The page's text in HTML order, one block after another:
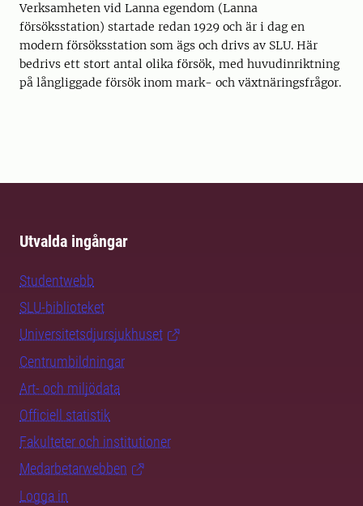
Verksamheten vid Lanna egendom (Lanna
försöksstation) startade redan 1929 och är i dag en
modern försöksstation som ägs och drivs av SLU. Här
bedrivs ett stort antal olika försök, med huvudinriktning
på långliggade försök inom mark- och växtnäringsfrågor.
Utvalda ingångar
Studentwebb
SLU-biblioteket
Universitetsdjursjukhuset
Centrumbildningar
Art- och miljödata
Officiell statistik
Fakulteter och institutioner
Medarbetarwebben
Logga in